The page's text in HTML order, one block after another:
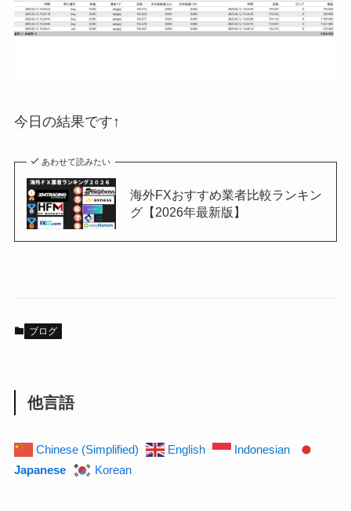
今日の結果です↑
あわせて読みたい
海外FXおすすめ業者比較ランキン
グ【2026年最新版】
ブログ
他言語
Chinese (Simplified) English
Indonesian
Japanese
Korean